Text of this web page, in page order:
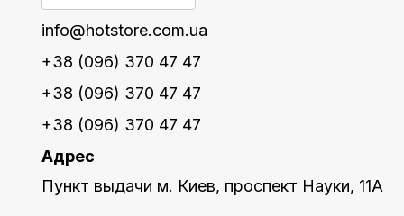
info@hotstore.com.ua
+38 (096) 370 47 47
+38 (096) 370 47 47
+38 (096) 370 47 47
Адрес
Пункт выдачи м. Киев, проспект Науки, 11А